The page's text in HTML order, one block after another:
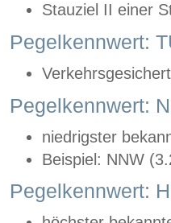
Stauziel II einer
Pegelkennwert:
Pegelkennwert:
niedrigster
Beispiel: NNW
Pegelkennwert: